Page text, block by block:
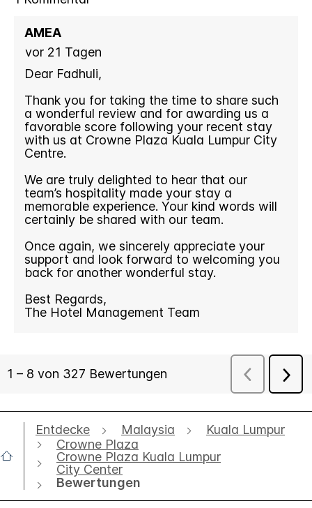
Entdecke Malaysia
Kuala Lumpur
Crowne Plaza
Crowne Plaza Kuala Lumpur
City Center
Bewertungen